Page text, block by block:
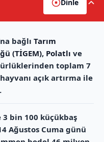
Dinle
bağlı Tarım
(TİGEM), Polatlı ve
toplam 7
açık artırma ile
3 bin 100 küçükbaş
Ağustos Cuma günü